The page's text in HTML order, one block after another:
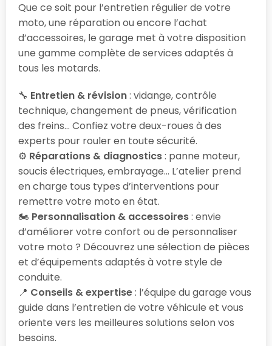
Que ce soit pour l’entretien régulier de votre
moto, une réparation ou encore l’achat
d’accessoires, le garage met à votre disposition
une gamme complète de services adaptés à
tous les motards.
🔧 Entretien & révision: vidange, contrôle
technique, changement de pneus, vérification
des freins… Confiez votre deux-roues à des
experts pour rouler en toute sécurité.
⚙️ Réparations & diagnostics: panne moteur,
soucis électriques, embrayage… L’atelier prend
en charge tous types d’interventions pour
remettre votre moto en état.
🏍️ Personnalisation & accessoires: envie
d’améliorer votre confort ou de personnaliser
votre moto ? Découvrez une sélection de pièces
et d’équipements adaptés à votre style de
conduite.
📍 Conseils & expertise: l’équipe du garage vous
guide dans l’entretien de votre véhicule et vous
oriente vers les meilleures solutions selon vos
besoins.